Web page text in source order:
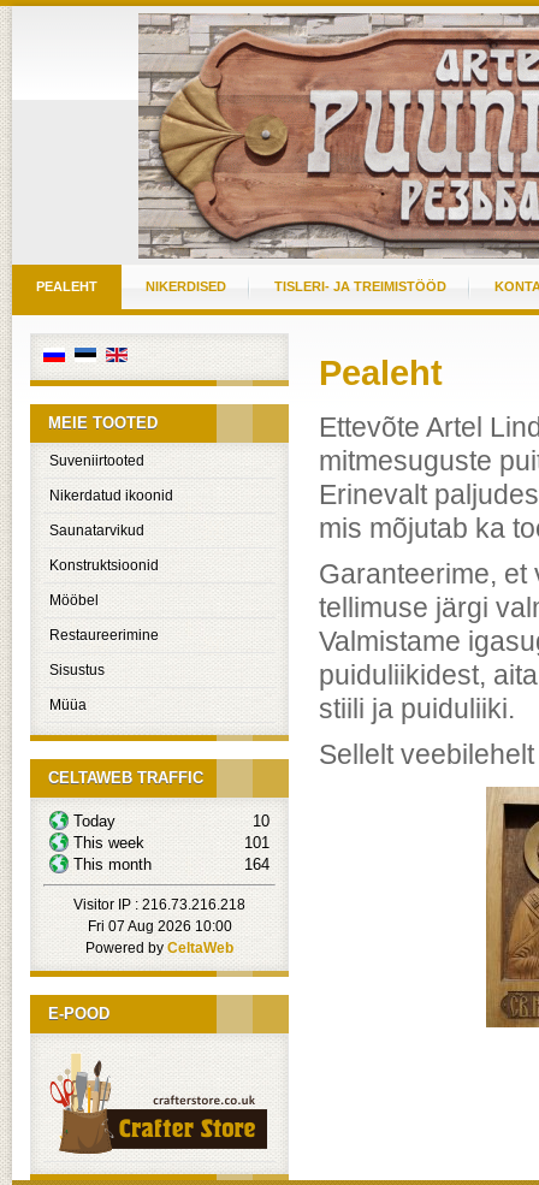
PEALEHT NIKERDISED TISLERI- JA TREIMISTÖÖD
Pealeht
Ettevõte Artel
mitmesuguste
Erinevalt
mis mõjutab ka
Garanteerime, et
tellimuse järgi
Valmistame
puiduliikidest,
stiili ja puiduliiki.
Sellelt
MEIE TOOTED
Suveniirtooted
Nikerdatud ikoonid
Saunatarvikud
Konstruktsioonid
Mööbel
Restaureerimine
Sisustus
Müüa
CELTAWEB TRAFFIC
Today
10
This week
101
This month
164
Visitor IP : 216.73.216.218
Fri 07 Aug 2026 10:00
Powered by CeltaWeb
E-POOD